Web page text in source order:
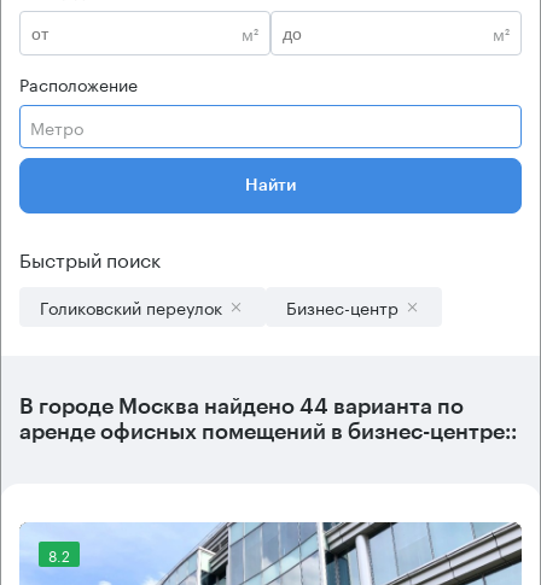
м²
м²
Расположение
Метро
Найти
Быстрый поиск
Голиковский переулок Бизнес-центр
В городе Москва найдено 44 варианта по
аренде офисных помещений в бизнес-центре::
8.2